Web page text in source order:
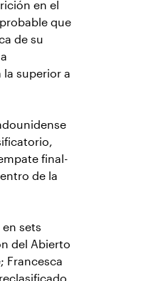
en el
que
de su
superior a
final-
de la
en sets
del Abierto
Francesca